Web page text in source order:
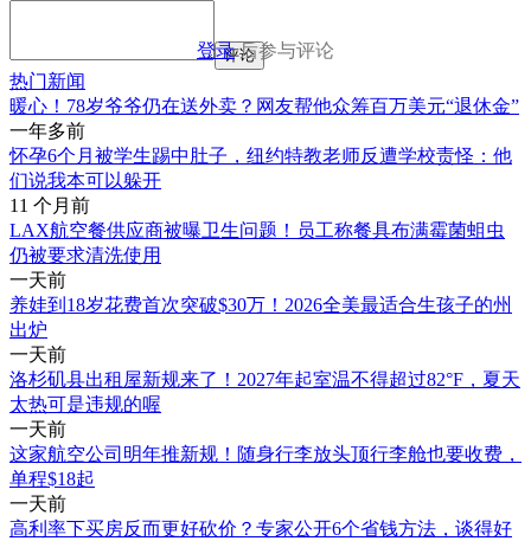
登录后参与评论
评论
热门新闻
暖心！78岁爷爷仍在送外卖？网友帮他众筹百万美元“退休金”
一年多前
怀孕6个月被学生踢中肚子，纽约特教老师反遭学校责怪：他
们说我本可以躲开
11 个月前
LAX航空餐供应商被曝卫生问题！员工称餐具布满霉菌蛆虫
仍被要求清洗使用
一天前
养娃到18岁花费首次突破$30万！2026全美最适合生孩子的州
出炉
一天前
洛杉矶县出租屋新规来了！2027年起室温不得超过82°F，夏天
太热可是违规的喔
一天前
这家航空公司明年推新规！随身行李放头顶行李舱也要收费，
单程$18起
一天前
高利率下买房反而更好砍价？专家公开6个省钱方法，谈得好